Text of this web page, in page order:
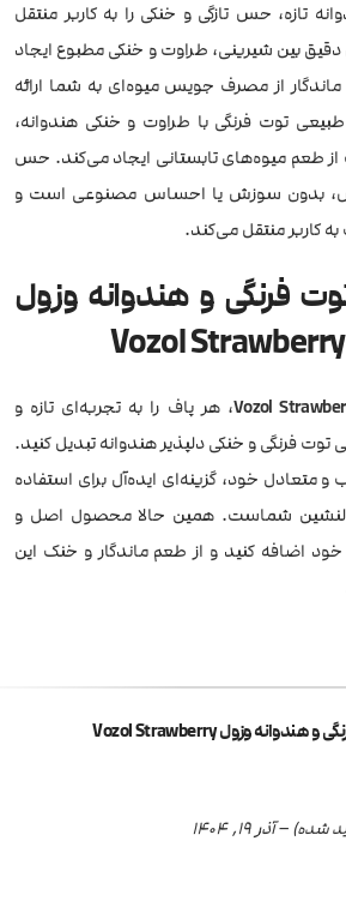
تازه، حس تازگی و خنکی را به کاربر منتقل
دقیق بین شیرینی، طراوت و خنکی مطبوع ایجاد
ماندگار از مصرف جویس میوه‌ای به شما ارائه
توت فرنگی با طراوت و خنکی هندوانه،
از طعم میوه‌های تابستانی ایجاد می‌کند. حس
بدون سوزش یا احساس مصنوعی است و
به کاربر منتقل می‌کند.
فرنگی و هندوانه وزول
Vozol
Vozol، هر پاف را به تجربه‌ای تازه و
توت فرنگی و خنکی دلپذیر هندوانه تبدیل کنید.
متعادل خود، گزینه‌ای ایده‌آل برای استفاده
دلنشین شماست. همین حالا محصول اصل و
اضافه کنید و از طعم ماندگار و خنک این
جویس توت فرنگی و هندوانه وزول Vozol Strawberry
شده) –آذر 19, 1404